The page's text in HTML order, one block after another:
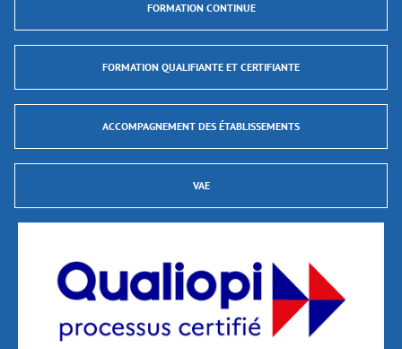
FORMATION CONTINUE
FORMATION QUALIFIANTE ET CERTIFIANTE
ACCOMPAGNEMENT DES ÉTABLISSEMENTS
VAE